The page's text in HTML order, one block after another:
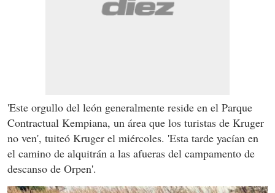
'Este orgullo del león generalmente reside en el Parque
Contractual Kempiana, un área que los turistas de Kruger
no ven', tuiteó Kruger el miércoles. 'Esta tarde yacían en
el camino de alquitrán a las afueras del campamento de
descanso de Orpen'.